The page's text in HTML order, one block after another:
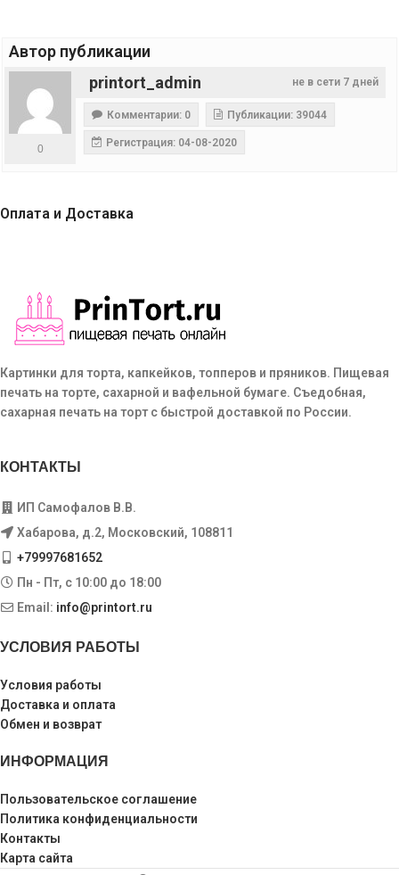
Автор публикации
не в сети 7 дней
printort_admin
0
Комментарии: 0 Публикации: 39044
Регистрация: 04-08-2020
Оплата и Доставка
Картинки для торта, капкейков, топперов и пряников. Пищевая
печать на торте, сахарной и вафельной бумаге. Съедобная,
сахарная печать на торт с быстрой доставкой по России.
КОНТАКТЫ
ИП Самофалов В.В.
Хабарова, д.2, Московский, 108811
+79997681652
Пн - Пт, с 10:00 до 18:00
Email: info@printort.ru
УСЛОВИЯ РАБОТЫ
Условия работы
Доставка и оплата
Обмен и возврат
ИНФОРМАЦИЯ
Пользовательское соглашение
Политика конфиденциальности
Контакты
Карта сайта